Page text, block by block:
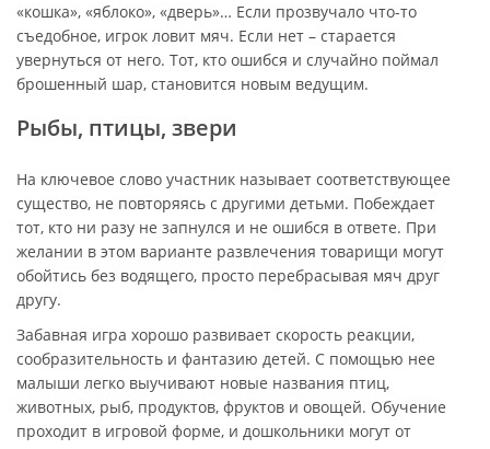
«кошка», «яблоко», «дверь»… Если прозвучало что-то
съедобное, игрок ловит мяч. Если нет – старается
увернуться от него. Тот, кто ошибся и случайно поймал
брошенный шар, становится новым ведущим.
Рыбы, птицы, звери
На ключевое слово участник называет соответствующее
существо, не повторяясь с другими детьми. Побеждает
тот, кто ни разу не запнулся и не ошибся в ответе. При
желании в этом варианте развлечения товарищи могут
обойтись без водящего, просто перебрасывая мяч друг
другу.
Забавная игра хорошо развивает скорость реакции,
сообразительность и фантазию детей. С помощью нее
малыши легко выучивают новые названия птиц,
животных, рыб, продуктов, фруктов и овощей. Обучение
проходит в игровой форме, и дошкольники могут от